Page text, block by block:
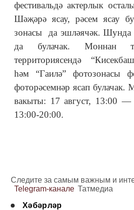
фестивальдә актерлык
Шәҗәрә ясау, рәсем ясау
зонасы да эшләячәк. Шунда
да булачак. Моннан
территориясендә
һәм “Гаилә” фотозонасы
фоторәсемнәр ясап
вакыты: 17 август, 13:00 —
13:00-20:00.
Следите за самым важным и
Telegram-канале Татмедиа
Хәбәрләр